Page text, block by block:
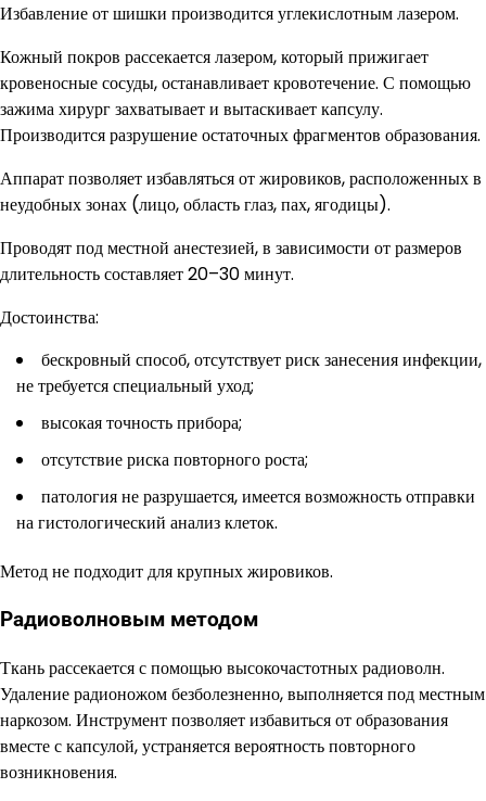
Избавление от шишки производится углекислотным лазером.
Кожный покров рассекается лазером, который прижигает
кровеносные сосуды, останавливает кровотечение. С помощью
зажима хирург захватывает и вытаскивает капсулу.
Производится разрушение остаточных фрагментов образования.
Аппарат позволяет избавляться от жировиков, расположенных в
неудобных зонах (лицо, область глаз, пах, ягодицы).
Проводят под местной анестезией, в зависимости от размеров
длительность составляет 20–30 минут.
Достоинства:
бескровный способ, отсутствует риск занесения инфекции,
не требуется специальный уход;
высокая точность прибора;
отсутствие риска повторного роста;
патология не разрушается, имеется возможность отправки
на гистологический анализ клеток.
Метод не подходит для крупных жировиков.
Радиоволновым методом
Ткань рассекается с помощью высокочастотных радиоволн.
Удаление радионожом безболезненно, выполняется под местным
наркозом. Инструмент позволяет избавиться от образования
вместе с капсулой, устраняется вероятность повторного
возникновения.